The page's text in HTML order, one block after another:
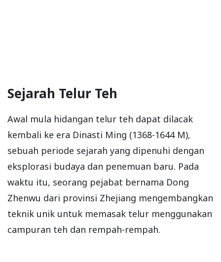
Sejarah Telur Teh
Awal mula hidangan telur teh dapat dilacak
kembali ke era Dinasti Ming (1368-1644 M),
sebuah periode sejarah yang dipenuhi dengan
eksplorasi budaya dan penemuan baru. Pada
waktu itu, seorang pejabat bernama Dong
Zhenwu dari provinsi Zhejiang mengembangkan
teknik unik untuk memasak telur menggunakan
campuran teh dan rempah-rempah.